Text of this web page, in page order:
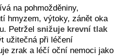
na pohmožděniny,
hmyzem, výtoky, zánět oka
Petržel snižuje krevní tlak
užitečná při léčení
zrak a léčí oční nemoci jako